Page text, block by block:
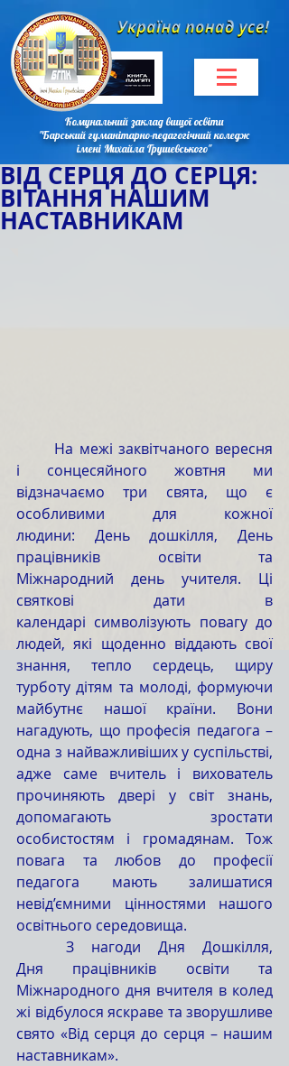
Комунальний заклад вищої освіти
"Барський гуманітарно-педагогічний коледж
імені Михайла Грушевського"
ВІД СЕРЦЯ ДО СЕРЦЯ:
ВІТАННЯ НАШИМ
НАСТАВНИКАМ
і сонцесяйного жовтня ми
відзначаємо три свята, що є
особливими для кожної
людини: День дошкілля, День
працівників освіти
та
Міжнародний день учителя. Ці
святкові дати в
календарі символізують повагу до
людей, які щоденно віддають свої
знання, тепло сердець, щиру
турботу дітям та молоді, формуючи
майбутнє нашої країни. Вони
нагадують, що професія педагога –
одна з найважливіших у суспільстві,
адже саме вчитель і вихователь
прочиняють двері у світ знань,
допомагають зростати
особистостям і громадянам. Тож
повага та любов до професії
педагога мають залишатися
невід’ємними цінностями нашого
освітнього середовища.
Дня працівників освіти та
Міжнародного дня вчителя в колед
жі відбулося яскраве та зворушливе
свято «Від серця до серця – нашим
наставникам».